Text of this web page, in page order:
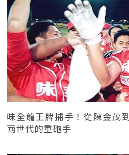
味全龍王牌捕手！從陳金茂
兩世代的重砲手